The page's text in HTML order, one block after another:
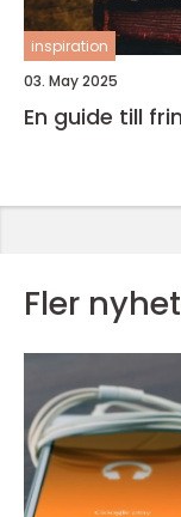
inspiration
03. May 2025
En guide till
Fler